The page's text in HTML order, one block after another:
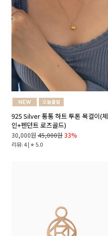
925 Silver 통통 하트 투톤 목걸이(체
인+펜던트 로즈골드)
30,000원 45,000원 33%
리뷰: 4 | 5.0